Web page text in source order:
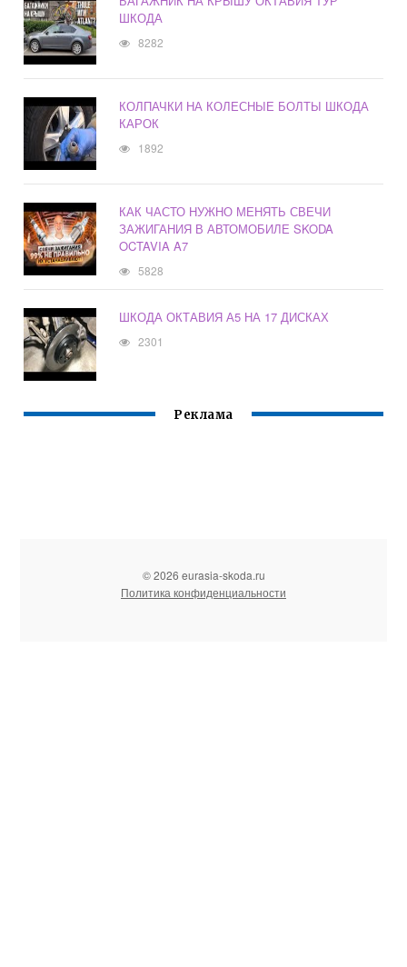
ШКОДА
8282
КОЛПАЧКИ НА КОЛЕСНЫЕ БОЛТЫ ШКОДА
КАРОК
1892
КАК ЧАСТО НУЖНО МЕНЯТЬ СВЕЧИ
ЗАЖИГАНИЯ В АВТОМОБИЛЕ SKODA
OCTAVIA A7
5828
ШКОДА ОКТАВИЯ А5 НА 17 ДИСКАХ
2301
Реклама
© 2026 eurasia-skoda.ru
Политика конфиденциальности